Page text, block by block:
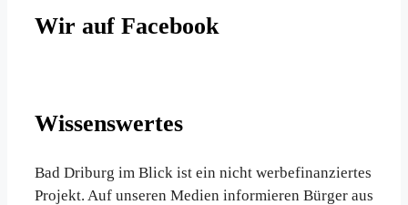
Wir auf Facebook
Wissenswertes
Bad Driburg im Blick ist ein nicht werbefinanziertes
Projekt. Auf unseren Medien informieren Bürger aus